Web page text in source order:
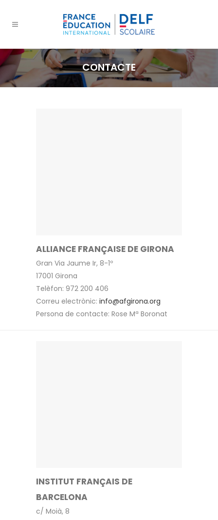
CONTACTE
ALLIANCE FRANÇAISE DE GIRONA
Gran Via Jaume Ir, 8-1º
17001 Girona
Telèfon: 972 200 406
Correu electrònic: info@afgirona.org
Persona de contacte: Rose Mª Boronat
INSTITUT FRANÇAIS DE
BARCELONA
c/ Moià, 8